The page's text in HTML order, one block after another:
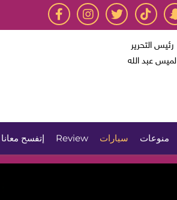
رئيس التحرير
لميس عبد الله
منوعات سيارات Review إتفسح معانا